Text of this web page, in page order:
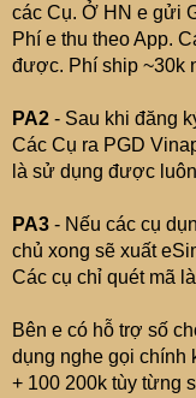
các Cụ. Ở HN e gửi
Phí e thu theo App.
được. Phí ship ~30k
PA2 - Sau khi đăng
Các Cụ ra PGD
là sử dụng được
PA3 - Nếu các cụ
chủ xong sẽ xuất
Các cụ chỉ quét mã
Bên e có hỗ trợ số
dụng nghe gọi chính
+ 100 200k tùy từng